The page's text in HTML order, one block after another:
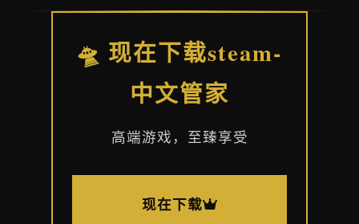
🛸 现在下载steam-
中文管家
高端游戏，至臻享受
现在下载